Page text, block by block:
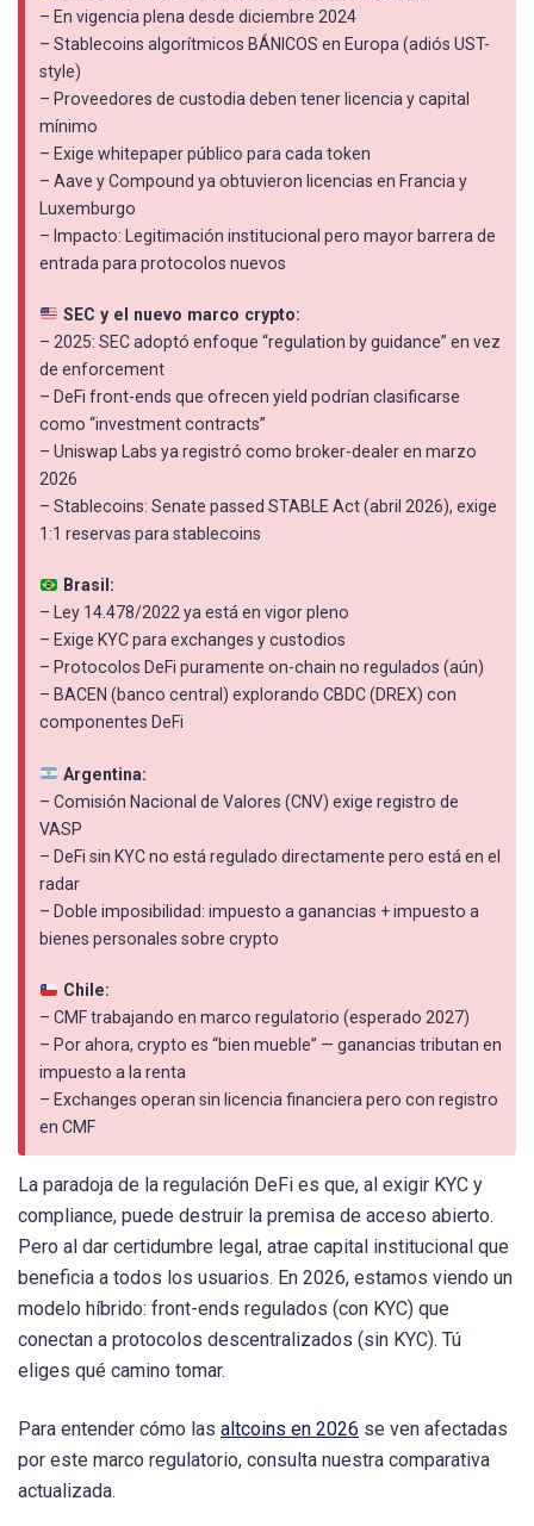
– En vigencia plena desde diciembre 2024
– Stablecoins algorítmicos BÁNICOS en Europa (adiós UST-
style)
– Proveedores de custodia deben tener licencia y capital
mínimo
– Exige whitepaper público para cada token
– Aave y Compound ya obtuvieron licencias en Francia y
Luxemburgo
– Impacto: Legitimación institucional pero mayor barrera de
entrada para protocolos nuevos
SEC y el nuevo marco crypto:
– 2025: SEC adoptó enfoque “regulation by guidance” en vez
de enforcement
– DeFi front-ends que ofrecen yield podrían clasificarse
como “investment contracts”
– Uniswap Labs ya registró como broker-dealer en marzo
2026
– Stablecoins: Senate passed STABLE Act (abril 2026), exige
1:1 reservas para stablecoins
Brasil:
– Ley 14.478/2022 ya está en vigor pleno
– Exige KYC para exchanges y custodios
– Protocolos DeFi puramente on-chain no regulados (aún)
– BACEN (banco central) explorando CBDC (DREX) con
componentes DeFi
Argentina:
– Comisión Nacional de Valores (CNV) exige registro de
VASP
– DeFi sin KYC no está regulado directamente pero está en el
radar
– Doble imposibilidad: impuesto a ganancias + impuesto a
bienes personales sobre crypto
Chile:
– CMF trabajando en marco regulatorio (esperado 2027)
– Por ahora, crypto es “bien mueble” — ganancias tributan en
impuesto a la renta
– Exchanges operan sin licencia financiera pero con registro
en CMF
La paradoja de la regulación DeFi es que, al exigir KYC y
compliance, puede destruir la premisa de acceso abierto.
Pero al dar certidumbre legal, atrae capital institucional que
beneficia a todos los usuarios. En 2026, estamos viendo un
modelo híbrido: front-ends regulados (con KYC) que
conectan a protocolos descentralizados (sin KYC). Tú
eliges qué camino tomar.
Para entender cómo las altcoins en 2026 se ven afectadas
por este marco regulatorio, consulta nuestra comparativa
actualizada.